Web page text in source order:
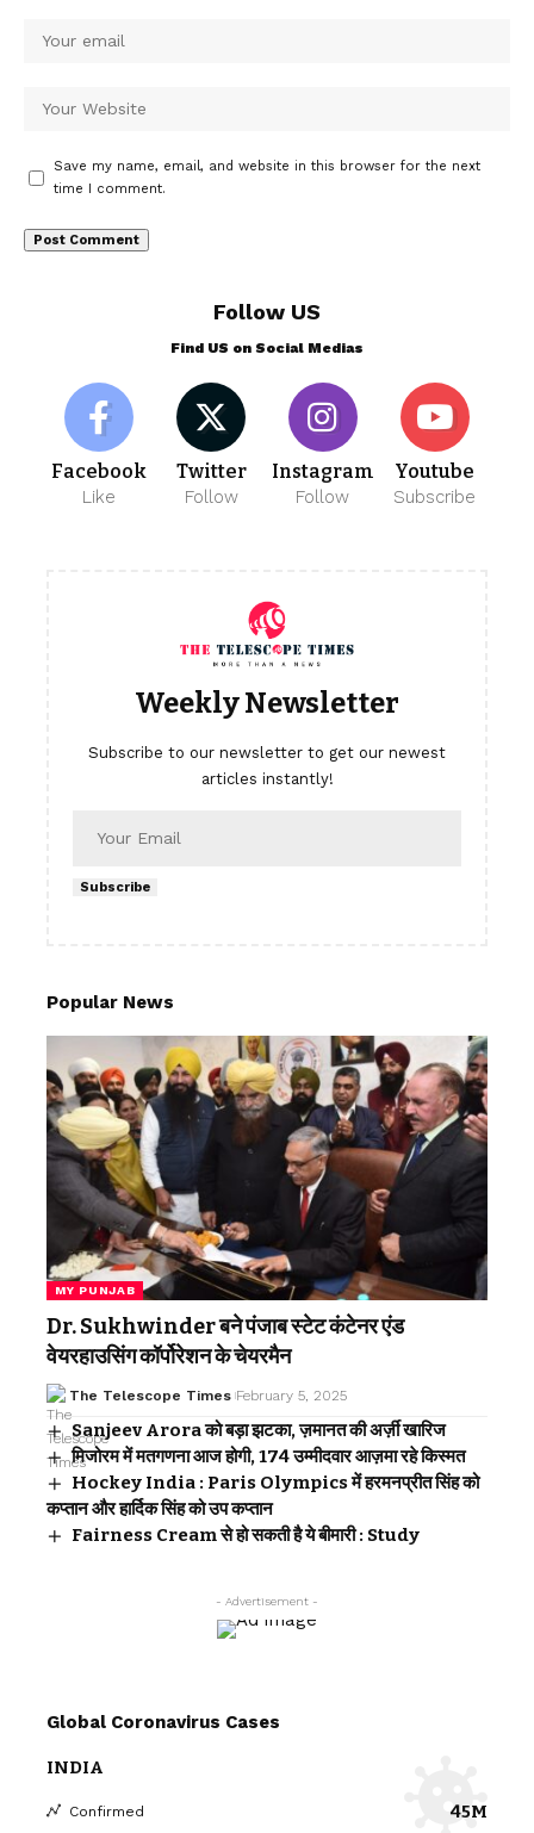
Save my name, email, and website in this browser for the next
time I comment.
Follow US
Find US on Social Medias
Facebook
Like
Twitter
Follow
Instagram
Follow
Youtube
Subscribe
Weekly Newsletter
Subscribe to our newsletter to get our newest
articles instantly!
Subscribe
Popular News
MY PUNJAB
Dr. Sukhwinder बने पंजाब स्टेट कंटेनर एंड
वेयरहाउसिंग कॉर्पोरेशन के चेयरमैन
The Telescope Times February 5, 2025
Sanjeev Arora को बड़ा झटका, ज़मानत की अर्ज़ी खारिज
मिजोरम में मतगणना आज होगी, 174 उम्मीदवार आज़मा रहे किस्मत
Hockey India : Paris Olympics में हरमनप्रीत सिंह को
कप्तान और हार्दिक सिंह को उप कप्तान
Fairness Cream से हो सकती है ये बीमारी : Study
- Advertisement -
Global Coronavirus Cases
INDIA
Confirmed 45M